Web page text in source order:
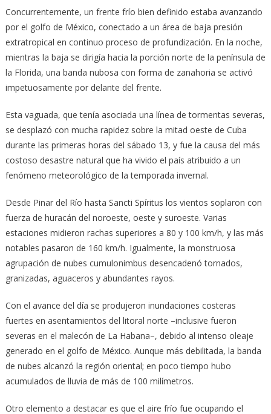
Concurrentemente, un frente frío bien definido estaba avanzando
por el golfo de México, conectado a un área de baja presión
extratropical en continuo proceso de profundización. En la noche,
mientras la baja se dirigía hacia la porción norte de la península de
la Florida, una banda nubosa con forma de zanahoria se activó
impetuosamente por delante del frente.
Esta vaguada, que tenía asociada una línea de tormentas severas,
se desplazó con mucha rapidez sobre la mitad oeste de Cuba
durante las primeras horas del sábado 13, y fue la causa del más
costoso desastre natural que ha vivido el país atribuido a un
fenómeno meteorológico de la temporada invernal.
Desde Pinar del Río hasta Sancti Spíritus los vientos soplaron con
fuerza de huracán del noroeste, oeste y suroeste. Varias
estaciones midieron rachas superiores a 80 y 100 km/h, y las más
notables pasaron de 160 km/h. Igualmente, la monstruosa
agrupación de nubes cumulonimbus desencadenó tornados,
granizadas, aguaceros y abundantes rayos.
Con el avance del día se produjeron inundaciones costeras
fuertes en asentamientos del litoral norte –inclusive fueron
severas en el malecón de La Habana–, debido al intenso oleaje
generado en el golfo de México. Aunque más debilitada, la banda
de nubes alcanzó la región oriental; en poco tiempo hubo
acumulados de lluvia de más de 100 milímetros.
Otro elemento a destacar es que el aire frío fue ocupando el